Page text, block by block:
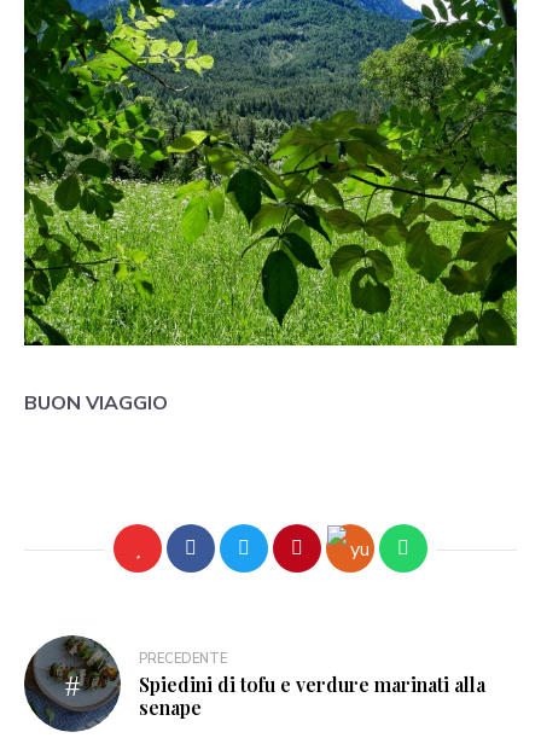
BUON VIAGGIO
PRECEDENTE
Spiedini di tofu e verdure marinati alla
senape